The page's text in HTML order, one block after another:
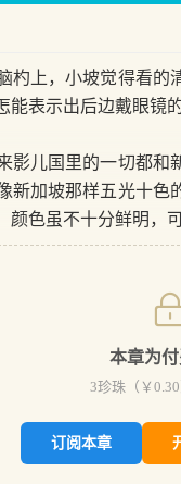
，小坡觉得看的清
表示出后边戴眼镜的
国里的一切都和
新加坡那样五光十色
颜色虽不十分鲜明
本章为
3珍珠（￥ 0.30
订阅本章